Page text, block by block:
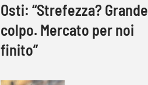
Osti: “Strefezza? Grande
colpo. Mercato per noi
finito”